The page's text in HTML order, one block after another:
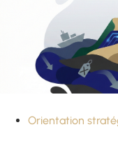
Orientation